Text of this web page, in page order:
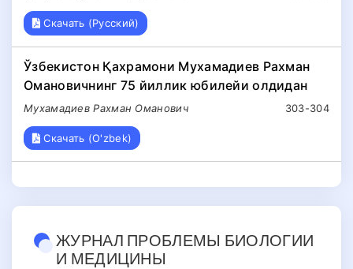
Скачать (Русский)
Ўзбекистон Қахрамони Мухамадиев Рахман
Омановичнинг 75 йиллик юбилейи олдидан
303-304
Мухамадиев Рахман Оманович
Скачать (O'zbek)
ЖУРНАЛ ПРОБЛЕМЫ БИОЛОГИИ
И МЕДИЦИНЫ